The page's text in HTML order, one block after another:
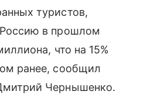
туристов,
в прошлом
что на 15%
ранее, сообщил
Чернышенко.